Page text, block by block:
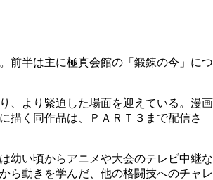
前半は主に極真会館の「鍛錬の今」につ
、より緊迫した場面を迎えている。漫画
描く同作品は、ＰＡＲＴ３まで配信さ
幼い頃からアニメや大会のテレビ中継な
ら動きを学んだ、他の格闘技へのチャレ